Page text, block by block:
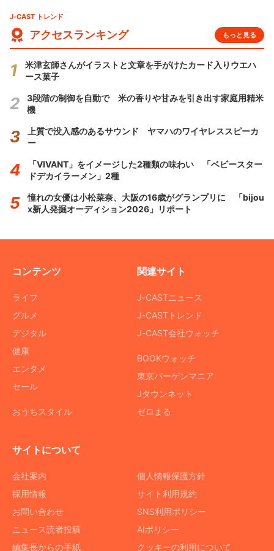
J-CAST トレンド
アクセスランキング もっと見る
米津玄師さんがイラストと文章を手がけたカード入りウエハ
ース菓子
3段階の制御を自動で 米の香りや甘みを引き出す家庭用精米
機
上質で没入感のあるサウンド ヤマハのワイヤレススピーカ
ー
「VIVANT」をイメージした2種類の味わい 「ベビースター
ドデカイラーメン」2種
憧れの女優は小松菜奈、大阪の16歳がグランプリに 「bijou
x新人発掘オーディション2026」リポート
コンテンツ
ライフ
グルメ
デジタル
健康
エンタメ
セール
おうちスタイル
関連サイト
J-CASTニュース
J-CASTトレンド
J-CAST会社ウォッチ
BOOKウォッチ
東京バーゲンマニア
Jタウンネット
ゼロまる
サイトについて
会社案内
採用情報
お問い合わせ
ニュース読者投稿
編集長からの手紙
個人情報保護方針
サイト利用規約
SNS利用ポリシー
AIポリシー
クッキーの利用について